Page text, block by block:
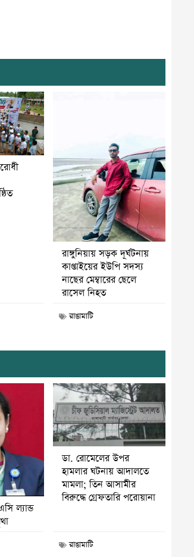
রাঙ্গুনিয়ায় সড়ক দূর্ঘটনায়
কাপ্তাইয়ের ইউপি সদস্য
নাছের মেম্বারের ছেলে
রাসেল নিহত
রাঙামাটি
ল্যান্ড
ডা. রোমেলের উপর
হামলার ঘটনায় আদালতে
মামলা; তিন আসামীর
বিরুদ্ধে গ্রেফতারি পরোয়ানা
রাঙামাটি